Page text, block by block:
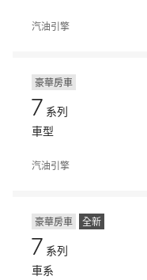
汽油引擎
豪華房車
7 系列
車型
汽油引擎
豪華房車 全新
7 系列
車系